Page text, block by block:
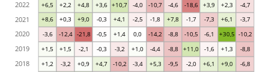
+1,2 -3,2 +0,9 +4,7 -10,2 -3,4 +5,3 -9,5 -2,0 +6,1 +9,0 -6,8
+1,5 +1,5 -2,1 -0,3 -3,2 +1,0 -4,4 -8,8 +11,0 -1,6 +1,3 -8,8
-3,6 -12,4 -21,8 -0,5 +1,4 0,0 -14,2 -8,8 -10,5 -6,1 +30,5 -10,2
+8,6 +0,3 +9,0 -0,3 +4,1 -2,5 -1,8 +7,8 -1,7 -7,3 +6,1 -3,7
+6,5 +2,2 +4,8 +3,6 +10,7 -4,0 -10,7 -4,6 -18,6 +3,9 +2,3 -4,7
2018
2019
2020
2021
2022